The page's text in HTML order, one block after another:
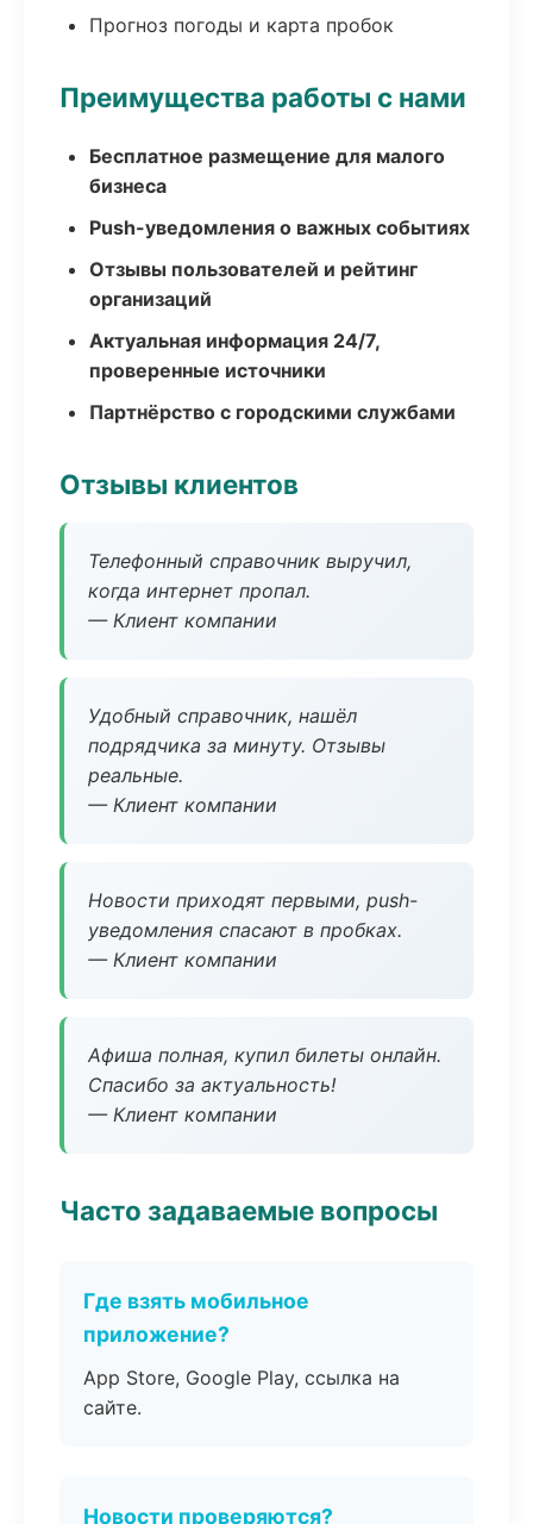
Прогноз погоды и карта пробок
Преимущества работы с нами
Бесплатное размещение для малого
бизнеса
Push-уведомления о важных событиях
Отзывы пользователей и рейтинг
организаций
Актуальная информация 24/7,
проверенные источники
Партнёрство с городскими службами
Отзывы клиентов
Телефонный справочник выручил,
когда интернет пропал.
— Клиент компании
Удобный справочник, нашёл
подрядчика за минуту. Отзывы
реальные.
— Клиент компании
Новости приходят первыми, push-
уведомления спасают в пробках.
— Клиент компании
Афиша полная, купил билеты онлайн.
Спасибо за актуальность!
— Клиент компании
Часто задаваемые вопросы
Где взять мобильное
приложение?
App Store, Google Play, ссылка на
сайте.
Новости проверяются?